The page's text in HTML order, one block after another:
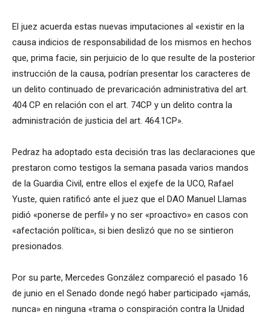
El juez acuerda estas nuevas imputaciones al «existir en la
causa indicios de responsabilidad de los mismos en hechos
que, prima facie, sin perjuicio de lo que resulte de la posterior
instrucción de la causa, podrían presentar los caracteres de
un delito continuado de prevaricación administrativa del art.
404 CP en relación con el art. 74CP y un delito contra la
administración de justicia del art. 464.1CP».
Pedraz ha adoptado esta decisión tras las declaraciones que
prestaron como testigos la semana pasada varios mandos
de la Guardia Civil, entre ellos el exjefe de la UCO, Rafael
Yuste, quien ratificó ante el juez que el DAO Manuel Llamas
pidió «ponerse de perfil» y no ser «proactivo» en casos con
«afectación política», si bien deslizó que no se sintieron
presionados.
Por su parte, Mercedes González compareció el pasado 16
de junio en el Senado donde negó haber participado «jamás,
nunca» en ninguna «trama o conspiración contra la Unidad